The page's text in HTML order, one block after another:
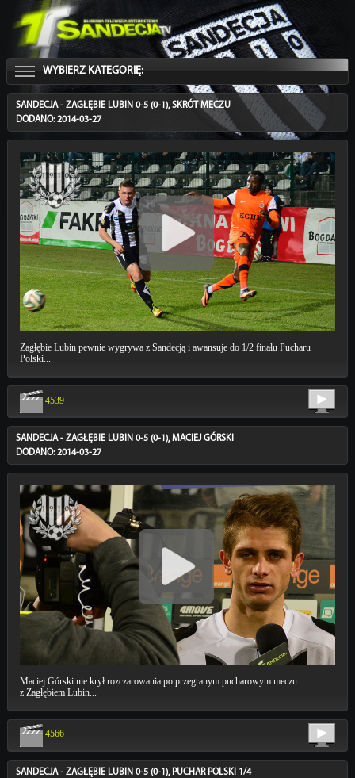
WYBIERZ KATEGORIĘ:
SANDECJA - ZAGŁĘBIE LUBIN 0-5 (0-1), SKRÓT MECZU
DODANO: 2014-03-27
Zagłębie Lubin pewnie wygrywa z Sandecją i awansuje do 1/2 finału Pucharu
Polski...
4539
SANDECJA - ZAGŁĘBIE LUBIN 0-5 (0-1), MACIEJ GÓRSKI
DODANO: 2014-03-27
Maciej Górski nie krył rozczarowania po przegranym pucharowym meczu
z Zagłębiem Lubin...
4566
SANDECJA - ZAGŁĘBIE LUBIN 0-5 (0-1), PUCHAR POLSKI 1/4